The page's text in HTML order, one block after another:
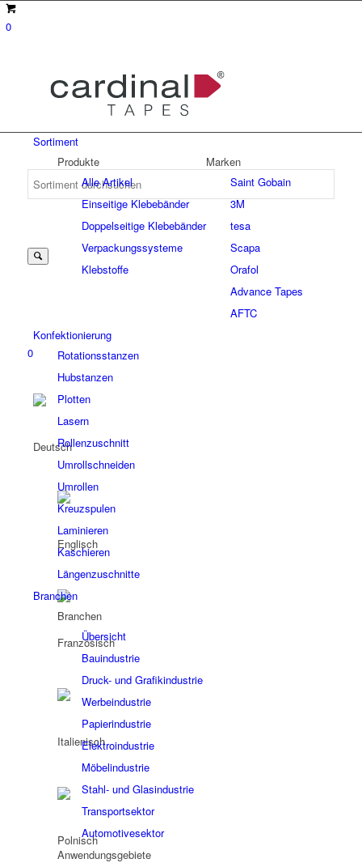
0
0
Sortiment
Produkte
Alle Artikel
Einseitige Klebebänder
Doppelseitige Klebebänder
Verpackungssysteme
Klebstoffe
Marken
Saint Gobain
3M
tesa
Scapa
Orafol
Advance Tapes
AFTC
Konfektionierung
Rotationsstanzen
Hubstanzen
Plotten
Lasern
Rollenzuschnitt
Umrollschneiden
Umrollen
Kreuzspulen
Laminieren
Kaschieren
Längenzuschnitte
Branchen
Branchen
Übersicht
Bauindustrie
Druck- und Grafikindustrie
Werbeindustrie
Papierindustrie
Elektroindustrie
Möbelindustrie
Stahl- und Glasindustrie
Transportsektor
Automotivesektor
Anwendungsgebiete